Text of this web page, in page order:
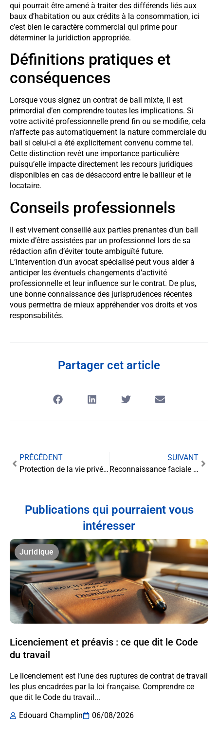
qui pourrait être amené à traiter des différends liés aux
baux d’habitation ou aux crédits à la consommation, ici
c’est bien le caractère commercial qui prime pour
déterminer la juridiction appropriée.
Définitions pratiques et
conséquences
Lorsque vous signez un contrat de bail mixte, il est
primordial d’en comprendre toutes les implications. Si
votre activité professionnelle prend fin ou se modifie, cela
n’affecte pas automatiquement la nature commerciale du
bail si celui-ci a été explicitement convenu comme tel.
Cette distinction revêt une importance particulière
puisqu’elle impacte directement les recours juridiques
disponibles en cas de désaccord entre le bailleur et le
locataire.
Conseils professionnels
Il est vivement conseillé aux parties prenantes d’un bail
mixte d’être assistées par un professionnel lors de sa
rédaction afin d’éviter toute ambiguïté future.
L’intervention d’un avocat spécialisé peut vous aider à
anticiper les éventuels changements d’activité
professionnelle et leur influence sur le contrat. De plus,
une bonne connaissance des jurisprudences récentes
vous permettra de mieux appréhender vos droits et vos
responsabilités.
Partager cet article
PRÉCÉDENT
Protection de la vie privée : une nouvelle ère pour la commission consultative
SUIVANT
Reconnaissance faciale et vie privée : les enjeux d’une technologie controversée
Publications qui pourraient vous
intéresser
Juridique
Licenciement et préavis : ce que dit le Code
du travail
Le licenciement est l’une des ruptures de contrat de travail
les plus encadrées par la loi française. Comprendre ce
que dit le Code du travail...
Edouard Champlin
06/08/2026